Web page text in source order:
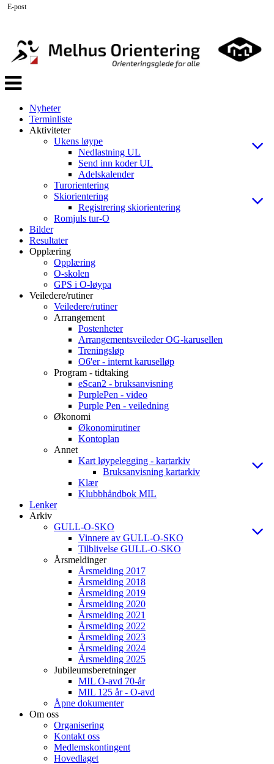
Veksle
navigasjon
Nyheter
Terminliste
Aktiviteter
Ukens løype
Nedlastning UL
Send inn koder UL
Adelskalender
Turorientering
Skiorientering
Registrering skiorientering
Romjuls tur-O
Bilder
Resultater
Opplæring
Opplæring
O-skolen
GPS i O-løypa
Veiledere/rutiner
Veiledere/rutiner
Arrangement
Postenheter
Arrangementsveileder OG-karusellen
Treningsløp
O6'er - internt karuselløp
Program - tidtaking
eScan2 - bruksanvisning
PurplePen - video
Purple Pen - veiledning
Økonomi
Økonomirutiner
Kontoplan
Annet
Kart løypelegging - kartarkiv
Bruksanvisning kartarkiv
Klær
Klubbhåndbok MIL
Lenker
Arkiv
GULL-O-SKO
Vinnere av GULL-O-SKO
Tilblivelse GULL-O-SKO
Årsmeldinger
Årsmelding 2017
Årsmelding 2018
Årsmelding 2019
Årsmelding 2020
Årsmelding 2021
Årsmelding 2022
Årsmelding 2023
Årsmelding 2024
Årsmelding 2025
Jubileumsberetninger
MIL O-avd 70-år
MIL 125 år - O-avd
Åpne dokumenter
Om oss
Organisering
Kontakt oss
Medlemskontingent
Hovedlaget
E-post